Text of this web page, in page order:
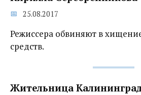
25.08.2017
Режиссера обвиняют в
средств.
Жительница